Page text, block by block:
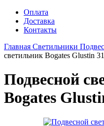
Оплата
Доставка
Контакты
Главная Светильники
светильник Bogates Glustin
Подвесной
Bogates